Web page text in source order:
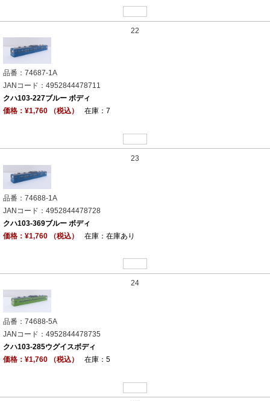
22
品番：74687-1A
JANコード：4952844478711
クハ103-227ブルー ボディ
価格：¥1,760 （税込）
在庫：7
23
品番：74688-1A
JANコード：4952844478728
クハ103-369ブルー ボディ
価格：¥1,760 （税込）
在庫：在庫あり
24
品番：74688-5A
JANコード：4952844478735
クハ103-285ウグイスボディ
価格：¥1,760 （税込）
在庫：5